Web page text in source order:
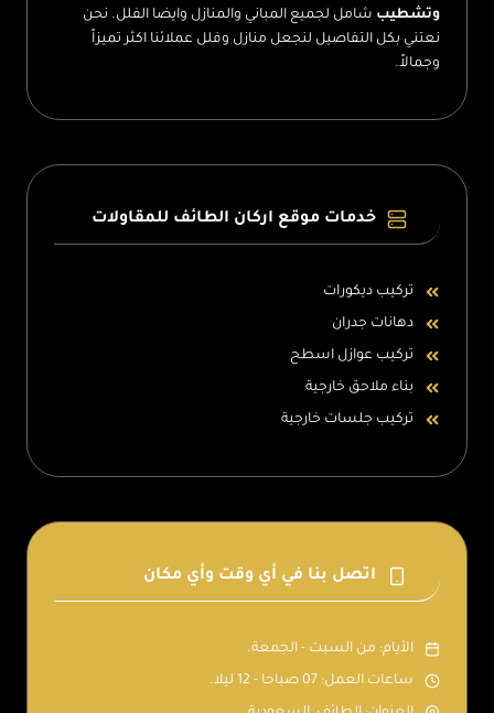
وتشطيب شامل لجميع المباني والمنازل وايضا الفلل. نحن
نعتني بكل التفاصيل لنجعل منازل وفلل عملائنا اكثر تميزاً
وجمالاً.
خدمات موقع اركان الطائف للمقاولات
تركيب ديكورات
دهانات جدران
تركيب عوازل اسطح
بناء ملاحق خارجية
تركيب جلسات خارجية
اتصل بنا في أي وقت وأي مكان
الأيام: من السبت - الجمعة.
ساعات العمل: 07 صباحا - 12 ليلا.